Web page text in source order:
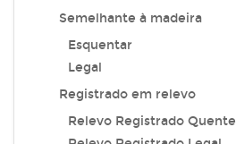
Semelhante à madeira
Esquentar
Legal
Registrado em relevo
Relevo Registrado Quente